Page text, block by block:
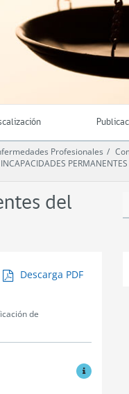
Profesionales
PERMANENTES
del
Descarga PDF
de
Ver